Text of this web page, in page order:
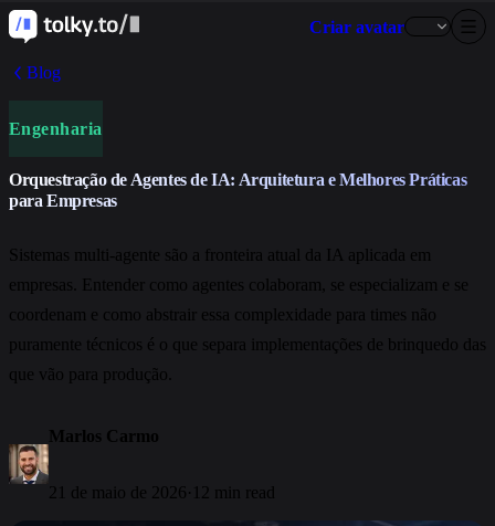
Criar avatar
Blog
Engenharia
Orquestração de Agentes de IA: Arquitetura e Melhores Práticas
para Empresas
Sistemas multi-agente são a fronteira atual da IA aplicada em
empresas. Entender como agentes colaboram, se especializam e se
coordenam e como abstrair essa complexidade para times não
puramente técnicos é o que separa implementações de brinquedo das
que vão para produção.
Marlos Carmo
21 de maio de 2026· 12 min read